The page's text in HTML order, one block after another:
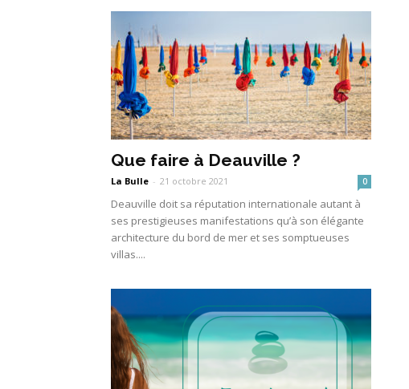
Que faire à Deauville ?
La Bulle - 21 octobre 2021 0
Deauville doit sa réputation internationale autant à
ses prestigieuses manifestations qu’à son élégante
architecture du bord de mer et ses somptueuses
villas....